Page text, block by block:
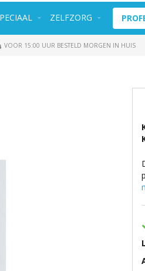
ZELFZORG
VOOR 15:00 UUR BESTELD MORGEN IN HUIS